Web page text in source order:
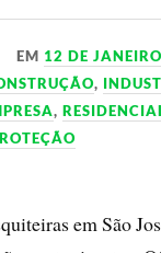
EM 12 DE
,
,
em São